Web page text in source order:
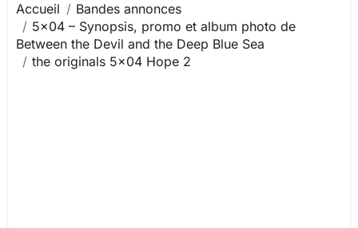
Accueil
Bandes annonces
5×04 – Synopsis, promo et album photo de
Between the Devil and the Deep Blue Sea
the originals 5×04 Hope 2